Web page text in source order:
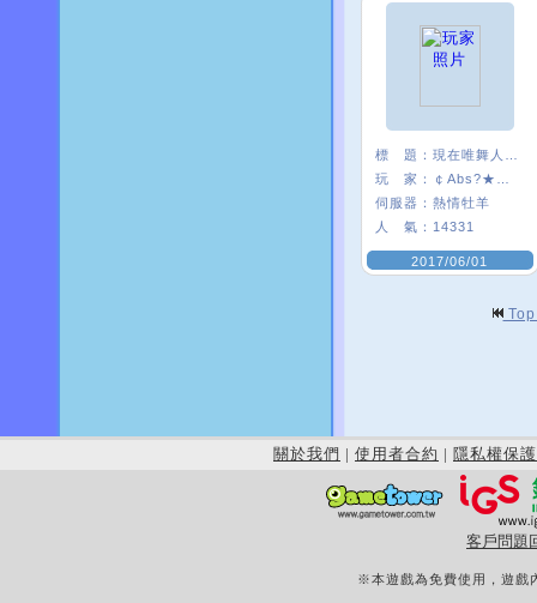
標 題：
玩 家：
伺服器： 熱情牡羊
人 氣： 14331
2017/06/01
關於我們 | 使用者合約 | 隱私權保護
客戶問題
※本遊戲為免費使用，遊戲